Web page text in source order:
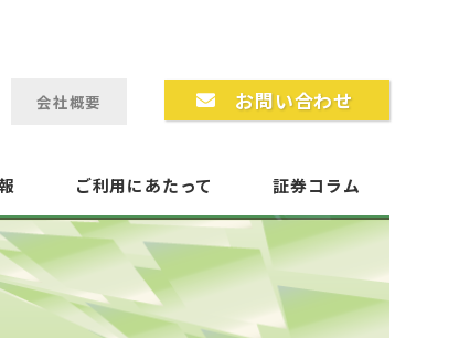
会社概要 お問い合わせ
ご利用にあたって 証券コラム